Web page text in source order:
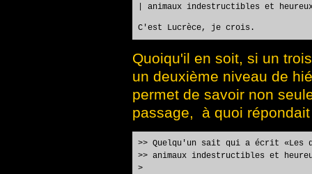
| animaux indestructibles et
C'est Lucrèce, je crois.
Quoiqu'il en soit, si un
un deuxième niveau de
permet de savoir non
passage, à quoi
>> Quelqu'un sait qui a écrit «Les
>> animaux indestructibles et
>